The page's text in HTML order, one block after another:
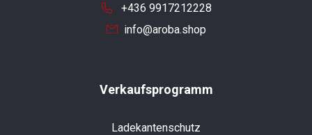
+436 9917212228
info@aroba.shop
Verkaufsprogramm
Ladekantenschutz